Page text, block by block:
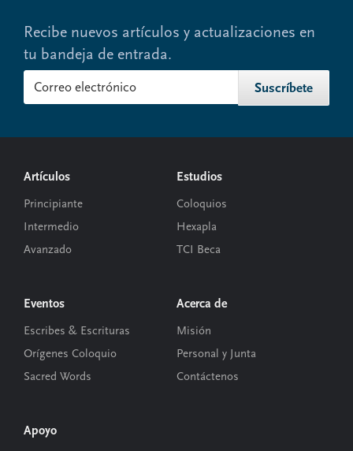
Recibe nuevos artículos y actualizaciones en
tu bandeja de entrada.
Footer
Artículos
Principiante
Intermedio
Avanzado
Estudios
Coloquios
Hexapla
TCI Beca
Eventos
Escribes & Escrituras
Orígenes Coloquio
Sacred Words
Acerca de
Misión
Personal y Junta
Contáctenos
Apoyo